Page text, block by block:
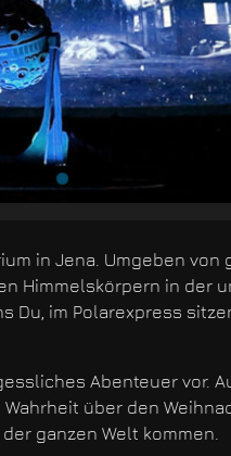
in Jena. Umgeben von
Himmelskörpern in der
Du, im Polarexpress
Abenteuer vor.
über den
ganzen Welt kommen.